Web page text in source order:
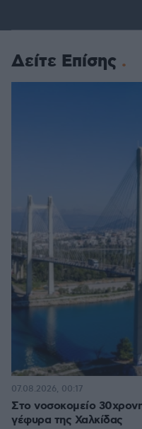
Δείτε Επίσης
Στο νοσοκομείο
γέφυρα της Χαλκίδας
07.08.2026, 00:17